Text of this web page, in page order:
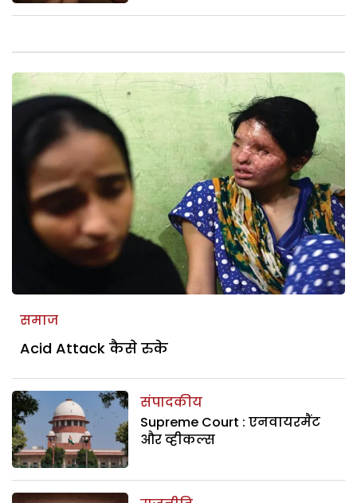
समाज
Acid Attack कैसे रुके
संपादकीय
Supreme Court : एनवायरमैंट
और व्हीकल्स